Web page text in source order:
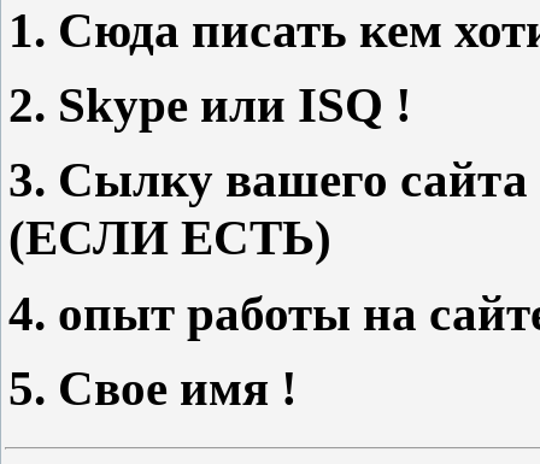
1. Сюда писать кем
2. Skype или ISQ !
3. Сылку вашего
(ЕСЛИ ЕСТЬ)
4. опыт работы на
5. Свое имя !